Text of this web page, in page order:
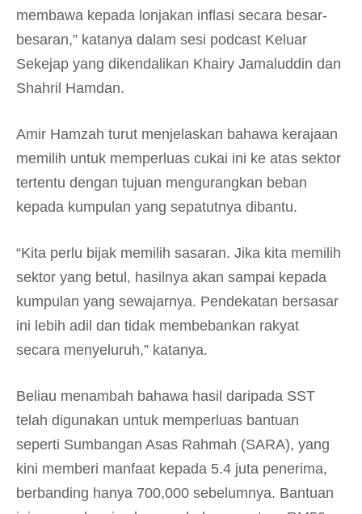
membawa kepada lonjakan inflasi secara besar-
besaran,” katanya dalam sesi podcast Keluar
Sekejap yang dikendalikan Khairy Jamaluddin dan
Shahril Hamdan.
Amir Hamzah turut menjelaskan bahawa kerajaan
memilih untuk memperluas cukai ini ke atas sektor
tertentu dengan tujuan mengurangkan beban
kepada kumpulan yang sepatutnya dibantu.
“Kita perlu bijak memilih sasaran. Jika kita memilih
sektor yang betul, hasilnya akan sampai kepada
kumpulan yang sewajarnya. Pendekatan bersasar
ini lebih adil dan tidak membebankan rakyat
secara menyeluruh,” katanya.
Beliau menambah bahawa hasil daripada SST
telah digunakan untuk memperluas bantuan
seperti Sumbangan Asas Rahmah (SARA), yang
kini memberi manfaat kepada 5.4 juta penerima,
berbanding hanya 700,000 sebelumnya. Bantuan